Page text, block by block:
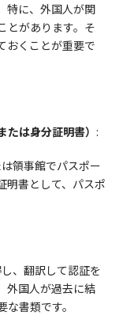
特に、外国人が関
とがあります。そ
おくことが重要で
は身分証明書） :
領事館でパスポー
明書として、パスポ
、翻訳して認証を
外国人が過去に結
書類です。